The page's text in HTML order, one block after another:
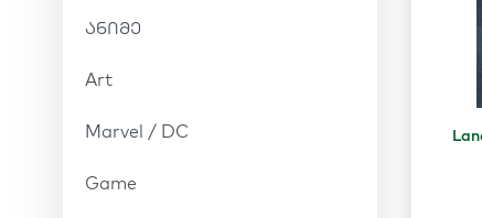
ანიმე
Art
Marvel / DC
Game